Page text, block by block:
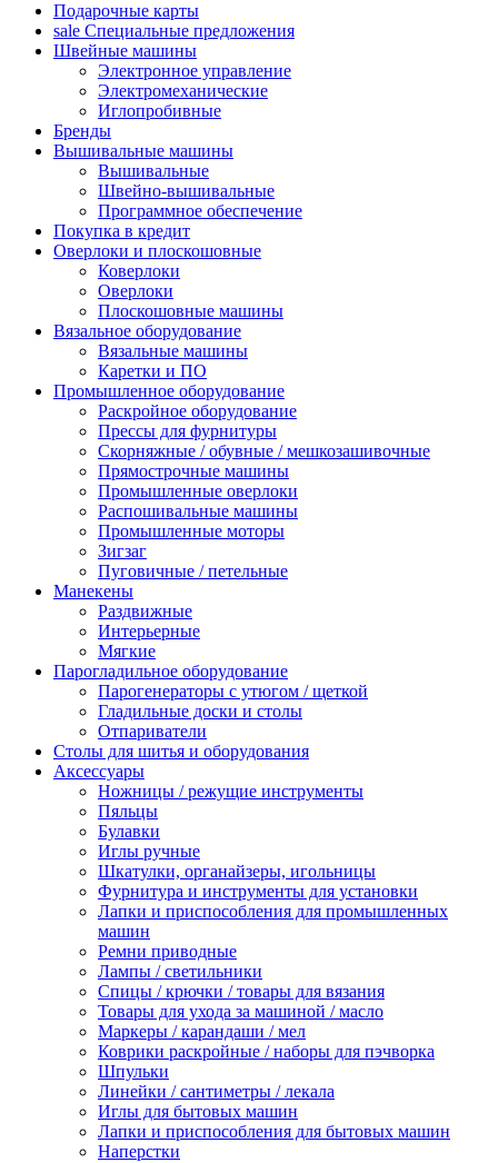
Подарочные карты
sale Специальные предложения
Швейные машины
Электронное управление
Электромеханические
Иглопробивные
Бренды
Вышивальные машины
Вышивальные
Швейно-вышивальные
Программное обеспечение
Покупка в кредит
Оверлоки и плоскошовные
Коверлоки
Оверлоки
Плоскошовные машины
Вязальное оборудование
Вязальные машины
Каретки и ПО
Промышленное оборудование
Раскройное оборудование
Прессы для фурнитуры
Скорняжные / обувные / мешкозашивочные
Прямострочные машины
Промышленные оверлоки
Распошивальные машины
Промышленные моторы
Зигзаг
Пуговичные / петельные
Манекены
Раздвижные
Интерьерные
Мягкие
Парогладильное оборудование
Парогенераторы с утюгом / щеткой
Гладильные доски и столы
Отпариватели
Столы для шитья и оборудования
Аксессуары
Ножницы / режущие инструменты
Пяльцы
Булавки
Иглы ручные
Шкатулки, органайзеры, игольницы
Фурнитура и инструменты для установки
Лапки и приспособления для промышленных
машин
Ремни приводные
Лампы / светильники
Спицы / крючки / товары для вязания
Товары для ухода за машиной / масло
Маркеры / карандаши / мел
Коврики раскройные / наборы для пэчворка
Шпульки
Линейки / сантиметры / лекала
Иглы для бытовых машин
Лапки и приспособления для бытовых машин
Наперстки